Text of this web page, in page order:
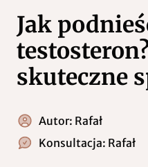
Jak
skuteczne
Autor: Rafał
Konsultacja: Rafał